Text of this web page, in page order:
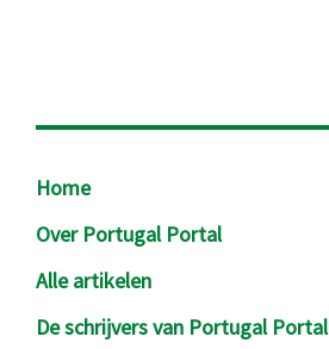
Footer
Home
Over Portugal Portal
Alle artikelen
De schrijvers van Portugal Portal